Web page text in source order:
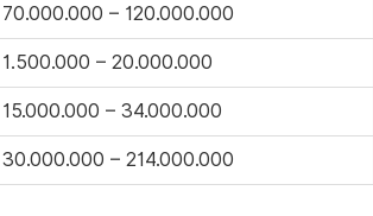
70.000.000 – 120.000.000
1.500.000 – 20.000.000
15.000.000 – 34.000.000
30.000.000 – 214.000.000